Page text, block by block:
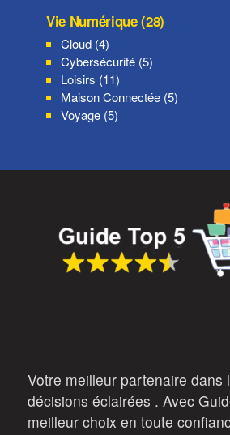
Vie Numérique (28)
Cloud (4)
Cybersécurité (5)
Loisirs (11)
Maison Connectée (5)
Voyage (5)
Votre meilleur partenaire dans
décisions éclairées . Avec
meilleur choix en toute